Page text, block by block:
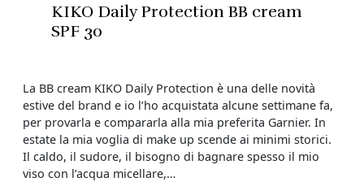
KIKO Daily Protection BB cream
SPF 30
La BB cream KIKO Daily Protection è una delle novità
estive del brand e io l’ho acquistata alcune settimane fa,
per provarla e compararla alla mia preferita Garnier. In
estate la mia voglia di make up scende ai minimi storici.
Il caldo, il sudore, il bisogno di bagnare spesso il mio
viso con l’acqua micellare,…